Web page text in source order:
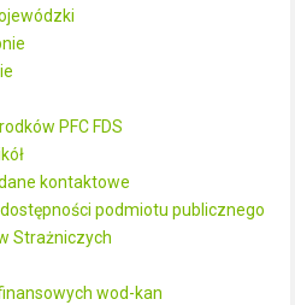
PFC FDS
kontaktowe
podmiotu publicznego
Strażniczych
wod-kan